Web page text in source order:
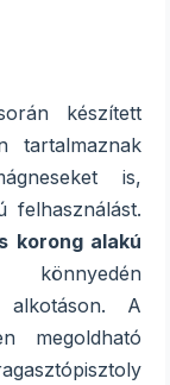
készített
tartalmaznak
is,
felhasználást.
korong alakú
alkotáson. A
megoldható